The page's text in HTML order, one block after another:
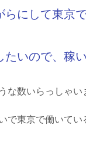
らにして東京
たいので、稼
な数いらっしゃ
で東京で働いてい